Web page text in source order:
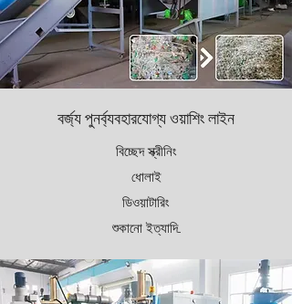
বর্জ্য পুনর্ব্যবহারযোগ্য ওয়াশিং লাইন
বিচ্ছেদ স্ক্রীনিং
ধোলাই
ডিওয়াটারিং
শুকানো ইত্যাদি...